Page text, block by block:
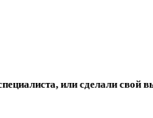
или сделали свой